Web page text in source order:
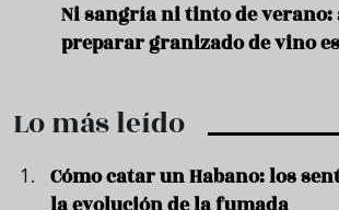
Ni sangría ni tinto de verano:
preparar granizado de vino
Lo más leído
Cómo catar un Habano: los